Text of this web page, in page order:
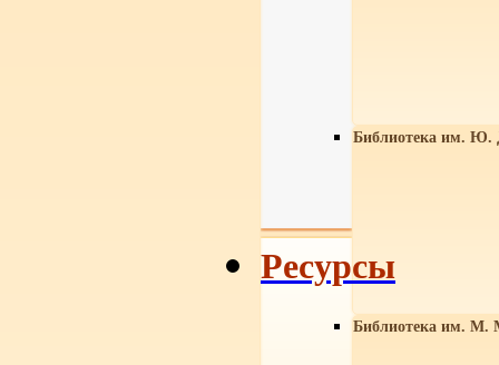
Библиотека им. Ю.
Библиотека им. М.
Ресурсы